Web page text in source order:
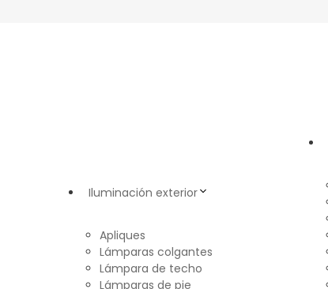
Iluminación exterior
Apliques
Lámparas colgantes
Lámpara de techo
Lámparas de pie